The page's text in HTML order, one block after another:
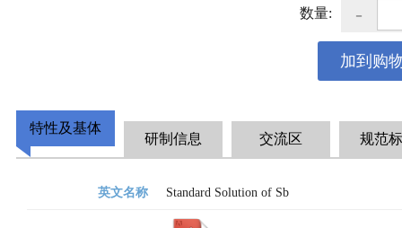
数量: -
加到购
特性及基体
研制信息 交流区 规范
英文名称 Standard Solution of Sb